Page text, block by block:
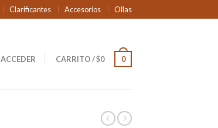
Clarificantes Accesorios Ollas
ACCEDER CARRITO/$0 0